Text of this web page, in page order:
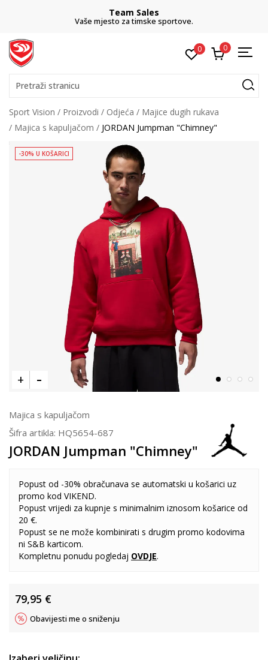
Team Sales
Vaše mjesto za timske sportove.
0 0
Pretraži stranicu
Sport Vision Proizvodi Odjeća
Majice dugih rukava
Majica s kapuljačom
JORDAN Jumpman "Chimney"
-30% U KOŠARICI
Majica s kapuljačom
Šifra artikla: HQ5654-687
JORDAN Jumpman "Chimney"
Popust od -30% obračunava se automatski u košarici uz
promo kod VIKEND.
Popust vrijedi za kupnje s minimalnim iznosom košarice od
20 €.
Popust se ne može kombinirati s drugim promo kodovima
ni S&B karticom.
Kompletnu ponudu pogledaj OVDJE.
79,95 €
Obavijesti me o sniženju